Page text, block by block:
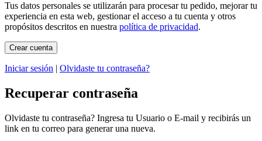
Tus datos personales se utilizarán para procesar tu pedido, mejorar tu
experiencia en esta web, gestionar el acceso a tu cuenta y otros
propósitos descritos en nuestra política de privacidad.
Iniciar sesión | Olvidaste tu contraseña?
Recuperar contraseña
Olvidaste tu contraseña? Ingresa tu Usuario o E-mail y recibirás un
link en tu correo para generar una nueva.